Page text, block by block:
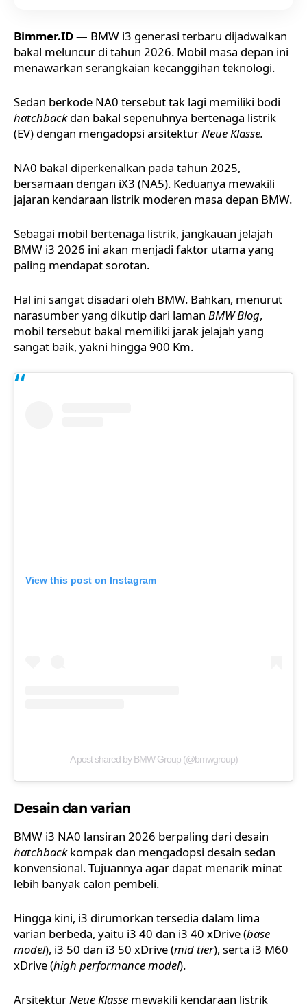
Bimmer.ID — BMW i3 generasi terbaru dijadwalkan
bakal meluncur di tahun 2026. Mobil masa depan ini
menawarkan serangkaian kecanggihan teknologi.
Sedan berkode NA0 tersebut tak lagi memiliki bodi
hatchbackdan bakal sepenuhnya bertenaga listrik
(EV) dengan mengadopsi arsitekturNeue Klasse.
NA0 bakal diperkenalkan pada tahun 2025,
bersamaan dengan iX3 (NA5). Keduanya mewakili
jajaran kendaraan listrik moderen masa depan BMW.
Sebagai mobil bertenaga listrik, jangkauan jelajah
BMW i3 2026 ini akan menjadi faktor utama yang
paling mendapat sorotan.
Hal ini sangat disadari oleh BMW. Bahkan, menurut
narasumber yang dikutip dari laman BMW Blog,
mobil tersebut bakal memiliki jarak jelajah yang
sangat baik, yakni hingga 900 Km.
View this post on Instagram
A post shared by BMW Group (@bmwgroup)
Desain dan varian
BMW i3 NA0 lansiran 2026 berpaling dari desain
hatchbackkompak dan mengadopsi desain sedan
konvensional. Tujuannya agar dapat menarik minat
lebih banyak calon pembeli.
Hingga kini, i3 dirumorkan tersedia dalam lima
varian berbeda, yaitu i3 40 dan i3 40 xDrive (base
model), i3 50 dan i3 50 xDrive (mid tier), serta i3 M60
xDrive (high performance model).
ArsitekturNeue Klasse mewakili kendaraan listrik